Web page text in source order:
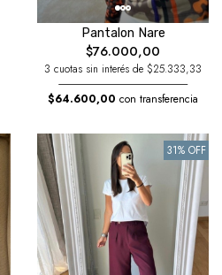
Pantalon Nare
$76.000,00
3 cuotas sin interés de $25.333,33
$64.600,00 con transferencia
31% OFF